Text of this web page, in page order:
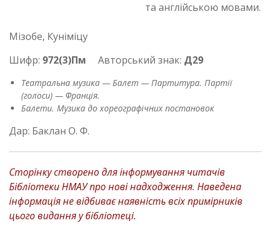
та англійською мовами.
Мізобе, Куніміцу
Шифр: 972(3)Пм Авторський знак: Д29
Театральна музика — Балет — Партитура. Партії
(голоси) — Франція.
Балети. Музика до хореографічних постановок
Дар: Баклан О. Ф.
Сторінку створено для інформування читачів
Бібліотеки НМАУ про нові надходження. Наведена
інформація не відбиває наявність всіх примірників
цього видання у бібліотеці.